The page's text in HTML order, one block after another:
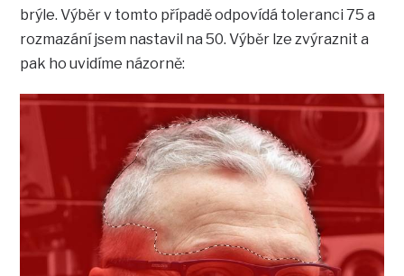
brýle. Výběr v tomto případě odpovídá toleranci 75 a
rozmazání jsem nastavil na 50. Výběr lze zvýraznit a
pak ho uvidíme názorně: